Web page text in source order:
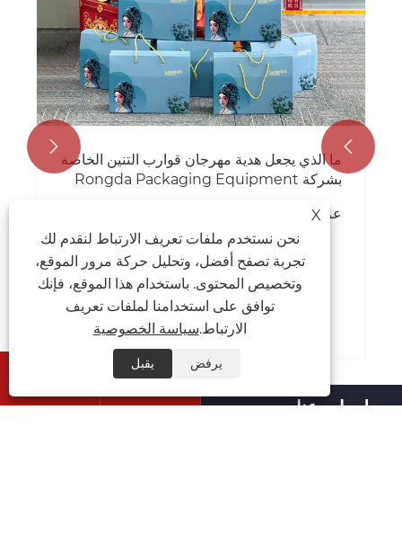
ما الذي يجعل هدية مهرجان قوارب التنين الخاصة
بشركة Rongda Packaging Equipment
عرض المزيد >>


معلومات عنا

X
نحن نستخدم ملفات تعريف الارتباط لنقدم لك
تجربة تصفح أفضل، وتحليل حركة مرور الموقع،
وتخصيص المحتوى. باستخدام هذا الموقع، فإنك
توافق على استخدامنا لملفات تعريف
الارتباط.سياسة الخصوصية
يرفض يقبل